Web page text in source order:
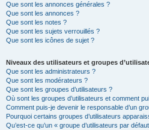
Que sont les annonces générales ?
Que sont les annonces ?
Que sont les notes ?
Que sont les sujets verrouillés ?
Que sont les icônes de sujet ?
Niveaux des utilisateurs et groupes
Que sont les administrateurs ?
Que sont les modérateurs ?
Que sont les groupes d’utilisateurs ?
Où sont les groupes d’utilisateurs et comment
Comment puis-je devenir le responsable d’un
Pourquoi certains groupes d’utilisateurs
Qu’est-ce qu’un « groupe d’utilisateurs par